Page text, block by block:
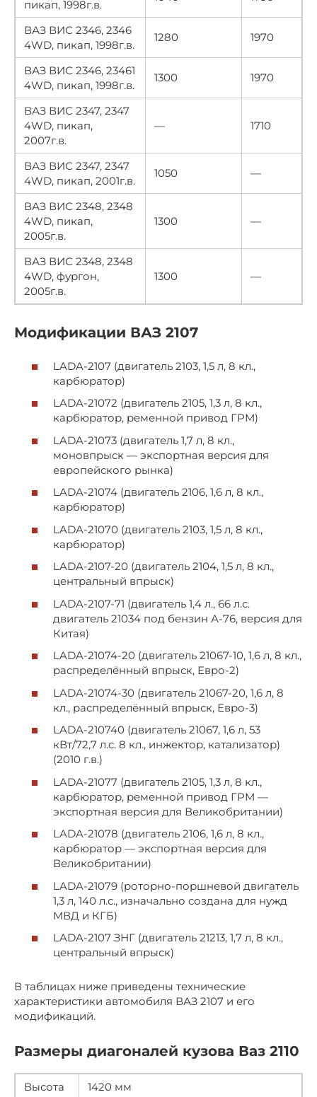
пикап, 1998г.в.
ВАЗ ВИС 2346, 2346
4WD, пикап, 1998г.в.
1280 1970
ВАЗ ВИС 2346, 23461
4WD, пикап, 1998г.в.
1300 1970
ВАЗ ВИС 2347, 2347
4WD, пикап,
2007г.в.
— 1710
ВАЗ ВИС 2347, 2347
4WD, пикап, 2001г.в.
1050 —
ВАЗ ВИС 2348, 2348
4WD, пикап,
2005г.в.
1300 —
ВАЗ ВИС 2348, 2348
4WD, фургон,
2005г.в.
1300 —
Модификации ВАЗ 2107
LADA-2107 (двигатель 2103, 1,5 л, 8 кл.,
карбюратор)
LADA-21072 (двигатель 2105, 1,3 л, 8 кл.,
карбюратор, ременной привод ГРМ)
LADA-21073 (двигатель 1,7 л, 8 кл.,
моновпрыск — экспортная версия для
европейского рынка)
LADA-21074 (двигатель 2106, 1,6 л, 8 кл.,
карбюратор)
LADA-21070 (двигатель 2103, 1,5 л, 8 кл.,
карбюратор)
LADA-2107-20 (двигатель 2104, 1,5 л, 8 кл.,
центральный впрыск)
LADA-2107-71 (двигатель 1,4 л., 66 л.с.
двигатель 21034 под бензин А-76, версия для
Китая)
LADA-21074-20 (двигатель 21067-10, 1,6 л, 8 кл.,
распределённый впрыск, Евро-2)
LADA-21074-30 (двигатель 21067-20, 1,6 л, 8
кл., распределённый впрыск, Евро-3)
LADA-210740 (двигатель 21067, 1,6 л, 53
кВт/72,7 л.с. 8 кл., инжектор, катализатор)
(2010 г.в.)
LADA-21077 (двигатель 2105, 1,3 л, 8 кл.,
карбюратор, ременной привод ГРМ —
экспортная версия для Великобритании)
LADA-21078 (двигатель 2106, 1,6 л, 8 кл.,
карбюратор — экспортная версия для
Великобритании)
LADA-21079 (роторно-поршневой двигатель
1,3 л, 140 л.с., изначально создана для нужд
МВД и КГБ)
LADA-2107 ЗНГ (двигатель 21213, 1,7 л, 8 кл.,
центральный впрыск)
В таблицах ниже приведены технические
характеристики автомобиля ВАЗ 2107 и его
модификаций.
Размеры диагоналей кузова Ваз 2110
Высота 1420 мм